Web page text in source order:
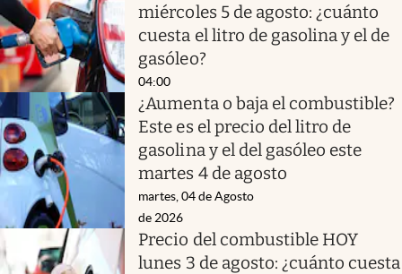
miércoles 5 de agosto: ¿cuánto
cuesta el litro de gasolina y el de
gasóleo?
04:00
¿Aumenta o baja el combustible?
Este es el precio del litro de
gasolina y el del gasóleo este
martes 4 de agosto
martes, 04 de Agosto
de 2026
Precio del combustible HOY
lunes 3 de agosto: ¿cuánto cuesta